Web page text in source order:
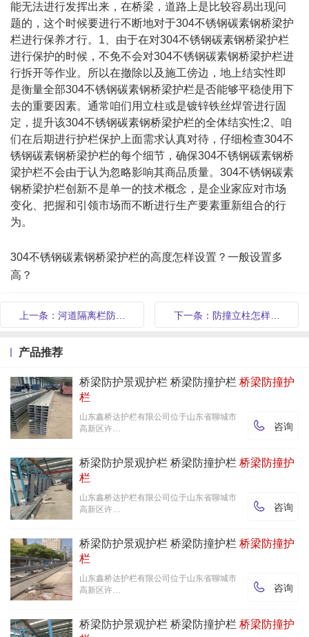
能无法进行发挥出来，在桥梁，道路上是比较容易出现问
题的，这个时候要进行不断地对于304不锈钢碳素钢桥梁护
栏进行保养才行。1、由于在对304不锈钢碳素钢桥梁护栏
进行保护的时候，不免不会对304不锈钢碳素钢桥梁护栏进
行拆开等作业。所以在撤除以及施工傍边，地上结实性即
是衡量全部304不锈钢碳素钢桥梁护栏是否能够平稳使用下
去的重要因素。通常咱们用立柱或是镀锌铁丝焊管进行固
定，提升该304不锈钢碳素钢桥梁护栏的全体结实性;2、咱
们在后期进行护栏保护上面需求认真对待，仔细检查304不
锈钢碳素钢桥梁护栏的每个细节，确保304不锈钢碳素钢桥
梁护栏不会由于认为忽略影响其商品质量。304不锈钢碳素
钢桥梁护栏创新不是单一的技术概念，是企业家应对市场
变化、把握和引领市场而不断进行生产要素重新组合的行
为。
304不锈钢碳素钢桥梁护栏的高度怎样设置？一般设置多
高？
上一条：河道隔离栏防… 下一条：防撞立柱怎样…
产品推荐
桥梁防护景观护栏 桥梁防撞护栏 桥梁防撞护
栏
 咨询
山东鑫桥达护栏有限公司位于山东省聊城市
高新区许…
桥梁防护景观护栏 桥梁防撞护栏 桥梁防撞护
栏
 咨询
山东鑫桥达护栏有限公司位于山东省聊城市
高新区许…
桥梁防护景观护栏 桥梁防撞护栏 桥梁防撞护
栏
 咨询
山东鑫桥达护栏有限公司位于山东省聊城市
高新区许…
桥梁防护景观护栏 桥梁防撞护栏 桥梁防撞护